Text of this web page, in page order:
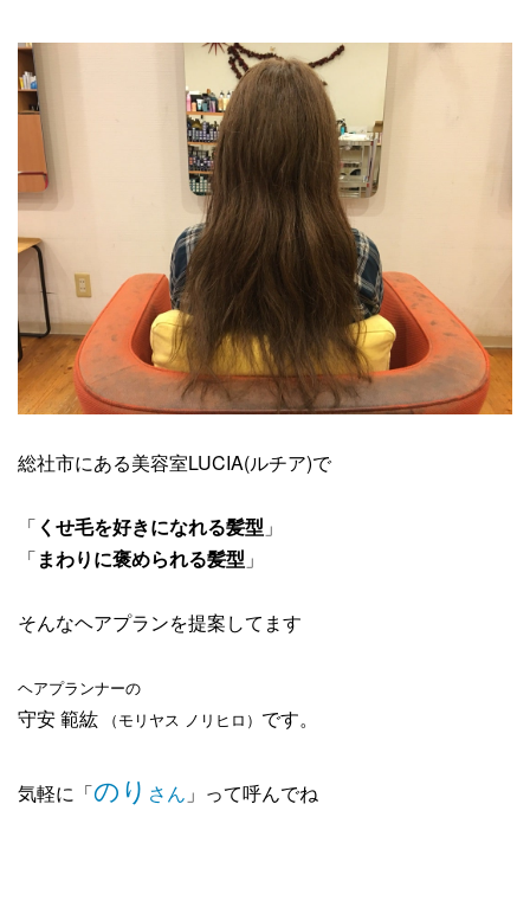
総社市にある美容室LUCIA(ルチア)で
「 くせ毛を好きになれる髪型 」
「まわりに褒められる髪型 」
そんなヘアプランを提案してます
ヘアプランナーの
守安 範紘 （モリヤス ノリヒロ） です。
気軽に「のり さん 」って呼んでね